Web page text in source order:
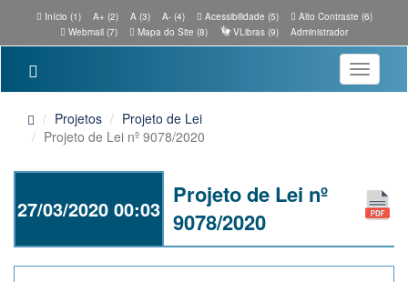
Início (1) A+ (2) A (3) A- (4) Acessibilidade (5)
Alto Contraste (6)
Webmail (7)
Mapa do Site (8) VLibras (9) Administrador
Toggle
Projetos
Projeto de Lei
Projeto de Lei nº 9078/2020
27/03/2020 00:03
Projeto de Lei nº
9078/2020